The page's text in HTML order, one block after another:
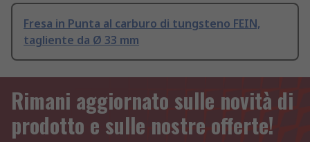
Fresa in Punta al carburo di tungsteno FEIN,
tagliente da Ø 33 mm
Rimani aggiornato sulle novità di
prodotto e sulle nostre offerte!